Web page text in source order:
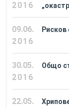
2016
09.06.
2016
30.05.
2016
Общо
22.05.